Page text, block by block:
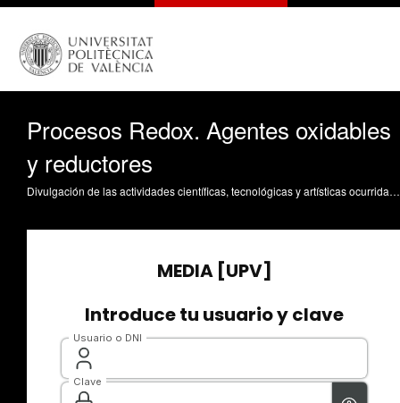
Procesos Redox. Agentes oxidables
y reductores
Divulgación de las actividades científicas, tecnológicas y artísticas ocurridas en los tres campus de la UPV